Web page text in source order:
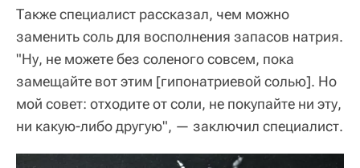
Также специалист рассказал, чем можно
заменить соль для восполнения запасов натрия.
"Ну, не можете без соленого совсем, пока
замещайте вот этим [гипонатриевой солью]. Но
мой совет: отходите от соли, не покупайте ни эту,
ни какую-либо другую", — заключил специалист.